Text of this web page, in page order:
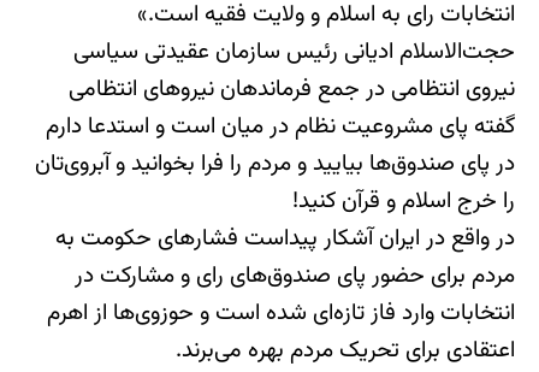
انتخابات رای به اسلام و ولایت فقیه است.»
حجت‌الاسلام ادیانی رئیس سازمان عقیدتی سیاسی
نیروی انتظامی در جمع فرماندهان نیروهای انتظامی
گفته پای مشروعیت نظام در میان است و استدعا دارم
در پای صندوق‌ها بیایید و مردم را فرا بخوانید و آبروی‌تان
را خرج اسلام و قرآن کنید!
در واقع در ایران آشکار پیداست فشارهای حکومت به
مردم برای حضور پای صندوق‌های رای و مشارکت در
انتخابات وارد فاز تازه‌ای شده است و حوزوی‌ها از اهرم
اعتقادی برای تحریک مردم بهره‌ می‌برند.